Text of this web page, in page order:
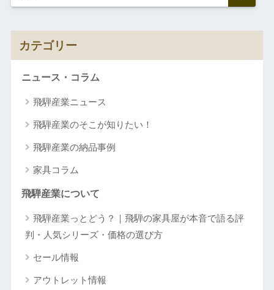
カテゴリー
ニュース・コラム
飛騨産業ニュース
飛騨産業のそこが知りたい！
飛騨産業の納品事例
家具コラム
飛騨産業について
飛騨産業っとどう？｜飛騨の家具屋が本音で語る評
判・人気シリーズ・価格の選び方
セール情報
アウトレット情報